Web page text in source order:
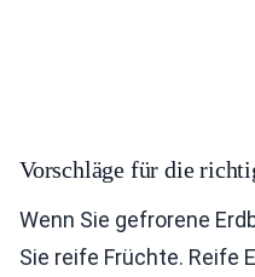
Vorschläge für die
Wenn Sie gefrorene
Sie reife Früchte. Reife